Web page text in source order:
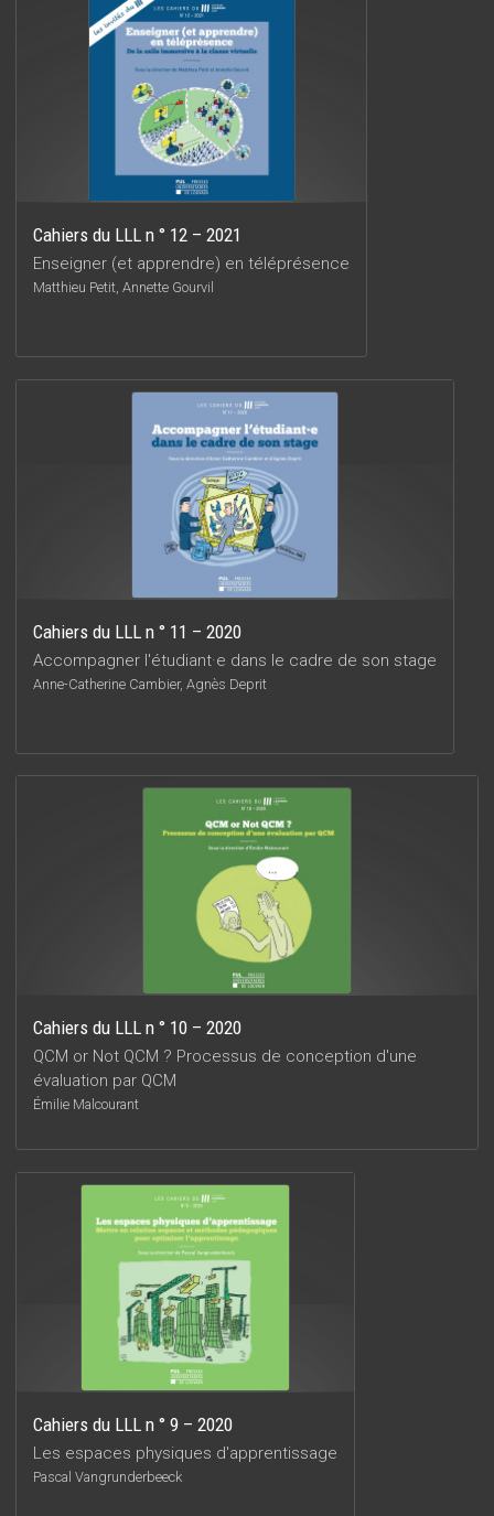
Cahiers du LLL n ° 12 – 2021
Enseigner (et apprendre) en téléprésence
Matthieu Petit, Annette Gourvil
Cahiers du LLL n ° 11 – 2020
Accompagner l'étudiant·e dans le cadre de son stage
Anne-Catherine Cambier, Agnès Deprit
Cahiers du LLL n ° 10 – 2020
QCM or Not QCM ? Processus de conception d'une
évaluation par QCM
Émilie Malcourant
Cahiers du LLL n ° 9 – 2020
Les espaces physiques d'apprentissage
Pascal Vangrunderbeeck